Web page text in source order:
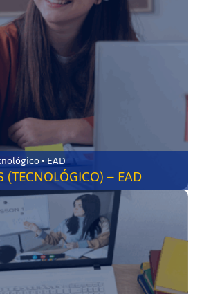
Divinópolis-MG • Tecnológico • EAD
(TECNOLÓGICO) – EAD